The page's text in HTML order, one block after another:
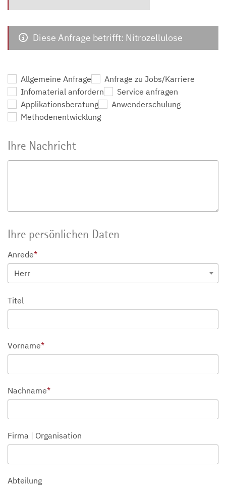
Diese Anfrage betrifft: Nitrozellulose
Allgemeine Anfrage
Anfrage zu Jobs/Karriere
Infomaterial anfordern
Service anfragen
Applikationsberatung
Anwenderschulung
Methodenentwicklung
Ihre Nachricht
Ihre persönlichen Daten
Anrede*
Herr
Titel
Vorname*
Nachname*
Firma | Organisation
Abteilung